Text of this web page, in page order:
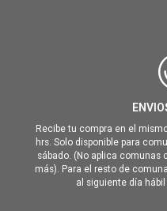
Recibe tu compra en el
hrs. Solo disponible para
sábado. (No aplica comunas
más). Para el resto de
al siguiente día